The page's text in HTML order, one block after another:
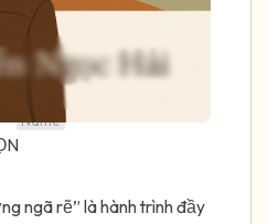
Name
ngã rẽ” là hành trình đầy